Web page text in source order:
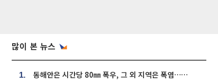
많이 본 뉴스
1. 동해안은 시간당 80㎜ 폭우, 그 외 지역은 폭염…‘극과 극 날씨’